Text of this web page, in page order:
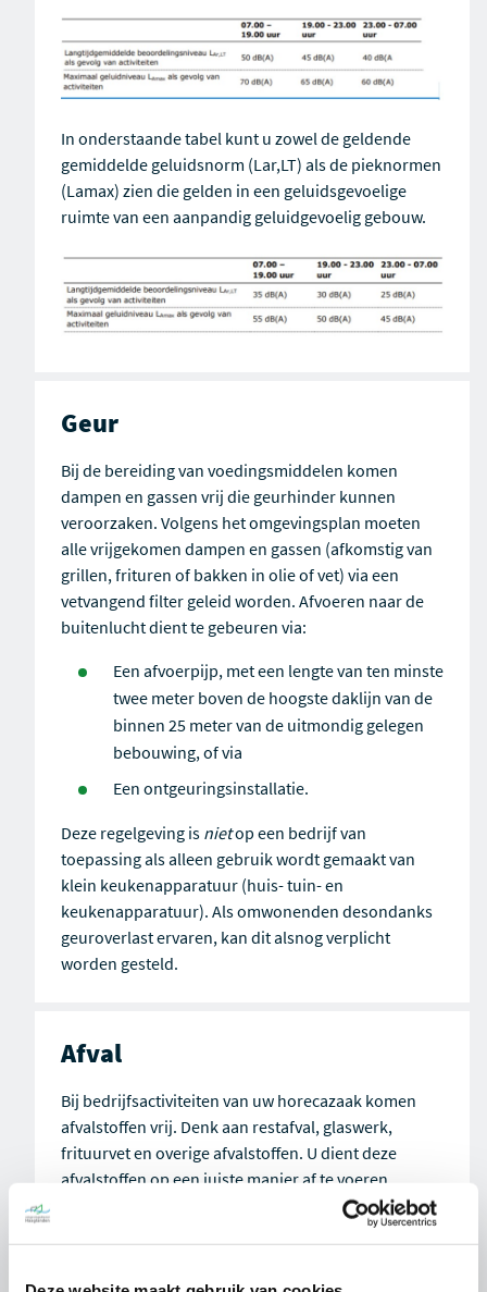
In onderstaande tabel kunt u zowel de geldende
gemiddelde geluidsnorm (L ar,LT) als de pieknormen
(L amax) zien die gelden in een geluidsgevoelige
ruimte van een aanpandig geluidgevoelig gebouw.
Geur
Bij de bereiding van voedingsmiddelen komen
dampen en gassen vrij die geurhinder kunnen
veroorzaken. Volgens het omgevingsplan moeten
alle vrijgekomen dampen en gassen (afkomstig van
grillen, frituren of bakken in olie of vet) via een
vetvangend filter geleid worden. Afvoeren naar de
buitenlucht dient te gebeuren via:
Een afvoerpijp, met een lengte van ten minste
twee meter boven de hoogste daklijn van de
binnen 25 meter van de uitmondig gelegen
bebouwing, of via
Een ontgeuringsinstallatie.
Deze regelgeving is nietop een bedrijf van
toepassing als alleen gebruik wordt gemaakt van
klein keukenapparatuur (huis- tuin- en
keukenapparatuur). Als omwonenden desondanks
geuroverlast ervaren, kan dit alsnog verplicht
worden gesteld.
Afval
Bij bedrijfsactiviteiten van uw horecazaak komen
afvalstoffen vrij. Denk aan restafval, glaswerk,
frituurvet en overige afvalstoffen. U dient deze
afvalstoffen op een juiste manier af te voeren.
Hiervoor sluit u een afvalcontract af met een erkend
inzamelingsbedrijf. Dit contract dient u te kunnen
de bedrijfsafvalstoffen moeten minimaal 5 jaar